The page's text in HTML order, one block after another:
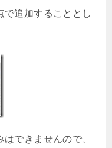
で追加することとし
できませんので、